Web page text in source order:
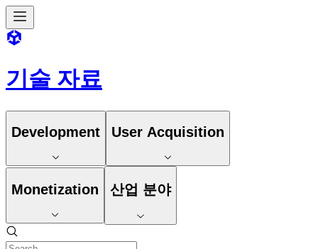
기술 자료
Development User Acquisition
Monetization 산업 분야